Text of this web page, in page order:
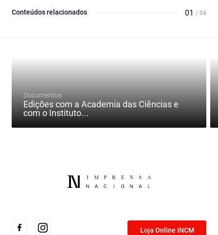
Conteúdos relacionados 01 / 04
Documentos
Edições com a Academia das Ciências e
com o Instituto...
Loja Online INCM